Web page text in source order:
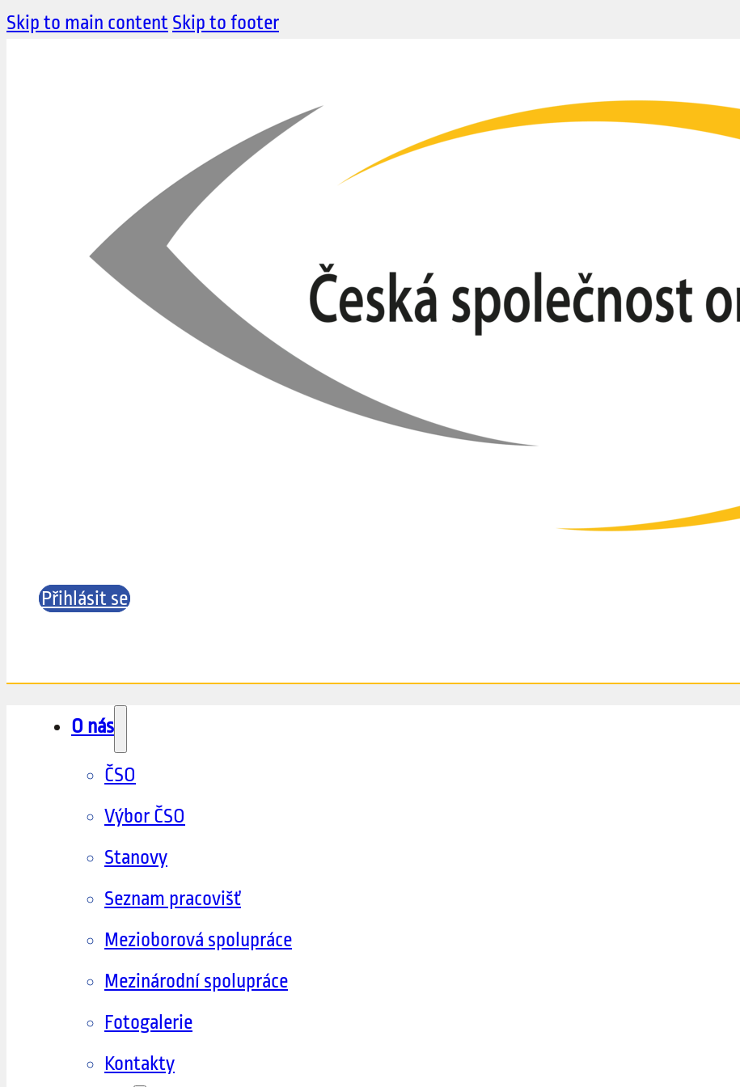
Skip to main content Skip to footer
Přihlásit se
O nás
ČSO
Výbor ČSO
Stanovy
Seznam pracovišť
Mezioborová spolupráce
Mezinárodní spolupráce
Fotogalerie
Kontakty